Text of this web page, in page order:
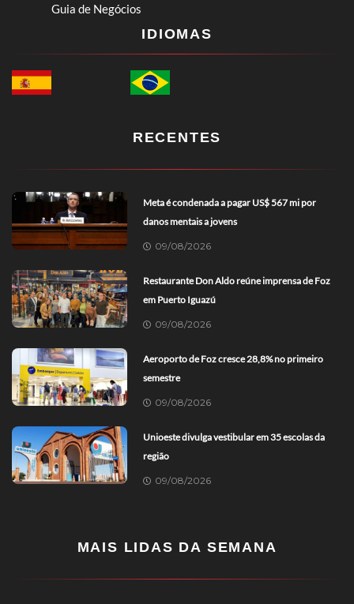
Guia de Negócios
IDIOMAS
RECENTES
Meta é condenada a pagar US$ 567 mi por
danos mentais a jovens
09/08/2026
Restaurante Don Aldo reúne imprensa de Foz
em Puerto Iguazú
09/08/2026
Aeroporto de Foz cresce 28,8% no primeiro
semestre
09/08/2026
Unioeste divulga vestibular em 35 escolas da
região
09/08/2026
MAIS LIDAS DA SEMANA